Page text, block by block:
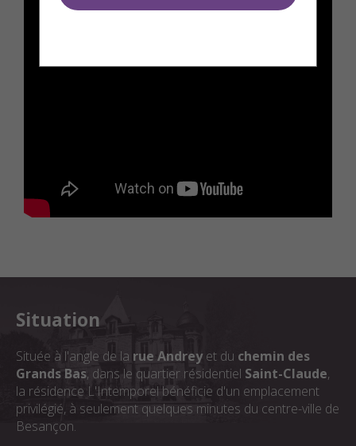
Situation
Située à l'angle de la rue Andreyet du chemin des
Grands Bas, dans le quartier résidentiel Saint-Claude,
la résidence L'Intemporel bénéficie d'un emplacement
privilégié, à seulement quelques minutes du centre-ville de
Besançon.